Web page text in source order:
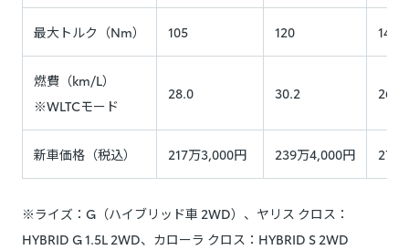
最大トルク（Nm） 105 120 142
燃費（km/L）
※WLTCモード
28.0 30.2 26.2
新車価格（税込） 217万3,000円 239万4,000円 275
※ライズ：G（ハイブリッド車 2WD）、ヤリス クロス：
HYBRID G 1.5L 2WD、カローラ クロス：HYBRID S 2WD